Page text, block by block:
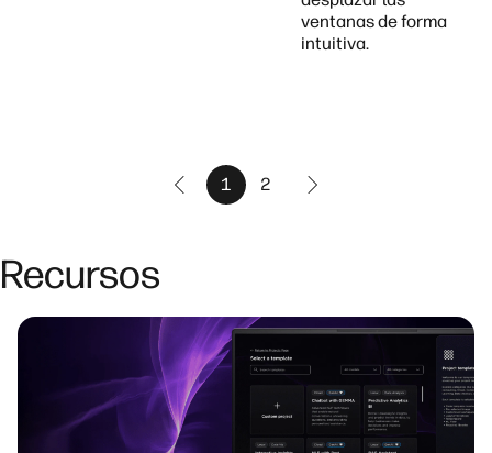
ventanas de forma
intuitiva.
1 2
Recursos